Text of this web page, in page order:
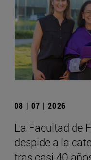
08 | 07 | 2026
La Facultad de
despide a la
tras casi 40